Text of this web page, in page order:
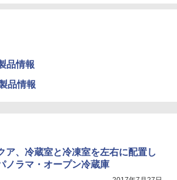
品情報
品情報
ア、冷蔵室と冷凍室を左右に配置し
ノラマ・オープン冷蔵庫